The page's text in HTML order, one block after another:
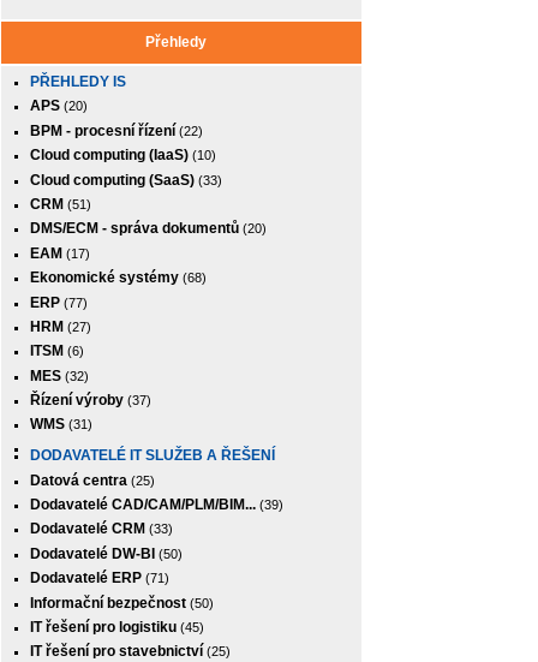
Přehledy
PŘEHLEDY IS
APS (20)
BPM - procesní řízení (22)
Cloud computing (IaaS) (10)
Cloud computing (SaaS) (33)
CRM (51)
DMS/ECM - správa dokumentů (20)
EAM (17)
Ekonomické systémy (68)
ERP (77)
HRM (27)
ITSM (6)
MES (32)
Řízení výroby (37)
WMS (31)
DODAVATELÉ IT SLUŽEB A ŘEŠENÍ
Datová centra (25)
Dodavatelé CAD/CAM/PLM/BIM... (39)
Dodavatelé CRM (33)
Dodavatelé DW-BI (50)
Dodavatelé ERP (71)
Informační bezpečnost (50)
IT řešení pro logistiku (45)
IT řešení pro stavebnictví (25)